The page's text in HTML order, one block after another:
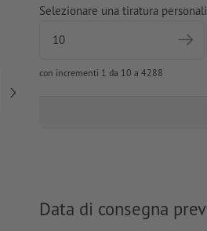
Selezionare una tiratura
con incrementi 1 da 10 a 4288
Data di consegna